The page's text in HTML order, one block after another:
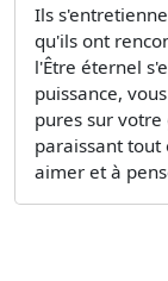
Ils
qu'ils ont
l'Être éternel
puissance,
pures sur
paraissant tout
aimer et à